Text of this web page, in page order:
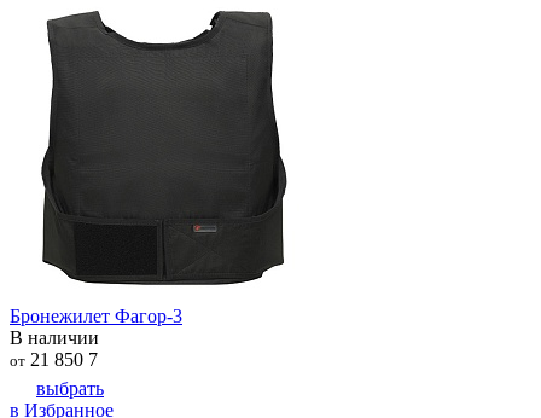
Бронежилет Фагор-3
В наличии
от 21 850 7
выбрать
в Избранное